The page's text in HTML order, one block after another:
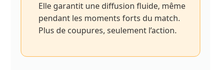
Elle garantit une diffusion fluide, même
pendant les moments forts du match.
Plus de coupures, seulement l’action.